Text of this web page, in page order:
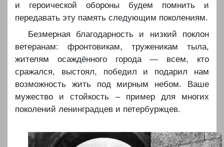
и героической обороны будем помнить и
передавать эту память следующим поколениям.
️Безмерная благодарность и низкий поклон
ветеранам: фронтовикам, труженикам тыла,
жителям осаждённого города — всем, кто
сражался, выстоял, победил и подарил нам
возможность жить под мирным небом. Ваше
мужество и стойкость – пример для многих
поколений ленинградцев и петербуржцев.